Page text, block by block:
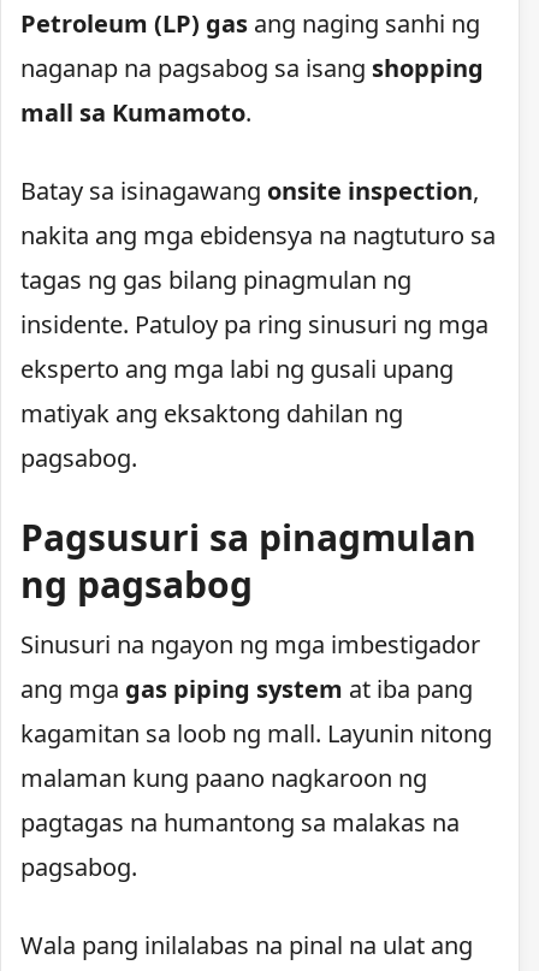
Petroleum (LP) gas ang naging sanhi ng
naganap na pagsabog sa isang shopping
mall sa Kumamoto.
Batay sa isinagawang onsite inspection,
nakita ang mga ebidensya na nagtuturo sa
tagas ng gas bilang pinagmulan ng
insidente. Patuloy pa ring sinusuri ng mga
eksperto ang mga labi ng gusali upang
matiyak ang eksaktong dahilan ng
pagsabog.
Pagsusuri sa pinagmulan
ng pagsabog
Sinusuri na ngayon ng mga imbestigador
ang mga gas piping system at iba pang
kagamitan sa loob ng mall. Layunin nitong
malaman kung paano nagkaroon ng
pagtagas na humantong sa malakas na
pagsabog.
Wala pang inilalabas na pinal na ulat ang